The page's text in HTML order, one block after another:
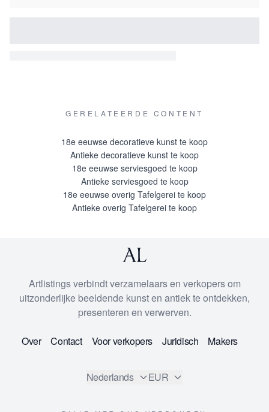
GERELATEERDE CONTENT
18e eeuwse decoratieve kunst te koop
Antieke decoratieve kunst te koop
18e eeuwse serviesgoed te koop
Antieke serviesgoed te koop
18e eeuwse overig Tafelgerei te koop
Antieke overig Tafelgerei te koop
Artlistings verbindt verzamelaars en verkopers om
uitzonderlijke beeldende kunst en antiek te ontdekken,
presenteren en verwerven.
Over Contact Voor verkopers Juridisch Makers
Nederlands EUR